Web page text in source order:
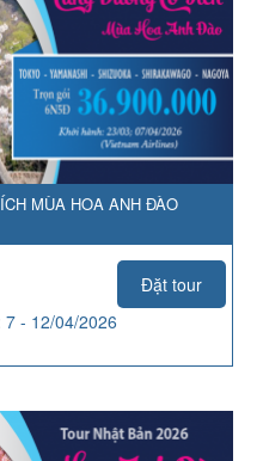
MÙA HOA ANH ĐÀO
Đặt tour
7 - 12/04/2026